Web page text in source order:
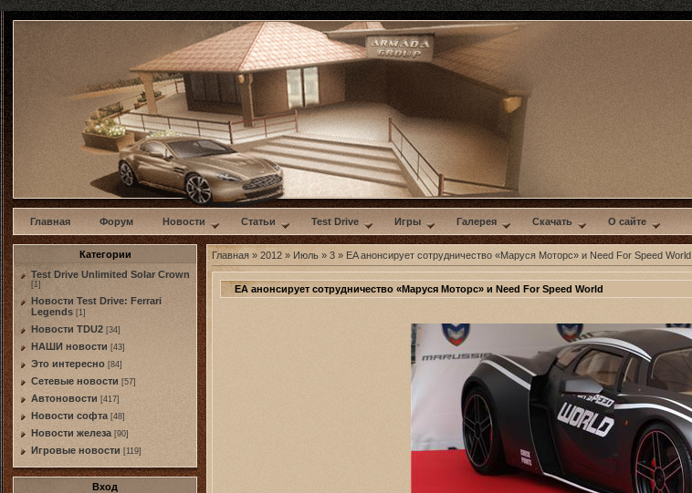
w
Главная Форум Новости Статьи Test Drive Игры Галерея Скачать О сайте
Категории
Test Drive Unlimited Solar Crown
[1]
Новости Test Drive: Ferrari
Legends [1]
Новости TDU2 [34]
НАШИ новости [43]
Это интересно [84]
Сетевые новости [57]
Автоновости [417]
Новости софта [48]
Новоcти железа [90]
Игровые новости [119]
Вход
Главная » 2012 » Июль » 3 » EA анонсирует сотрудничество «Маруся Моторс» и Need For Speed World
EA анонсирует сотрудничество «Маруся Моторс» и Need For Speed World